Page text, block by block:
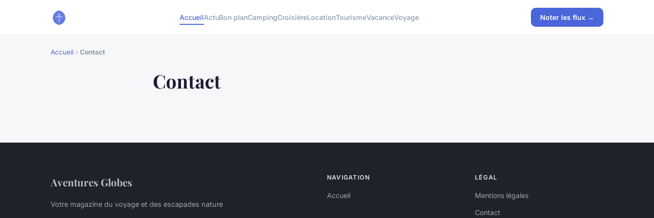
AccueilActuBon planCampingCroisièreLocationTourismeVacanceVoyage Noter les flux →
Accueil › Contact
Contact
Aventures Globes
Votre magazine du voyage et des escapades nature
NAVIGATION
Accueil
LÉGAL
Mentions légales
Contact